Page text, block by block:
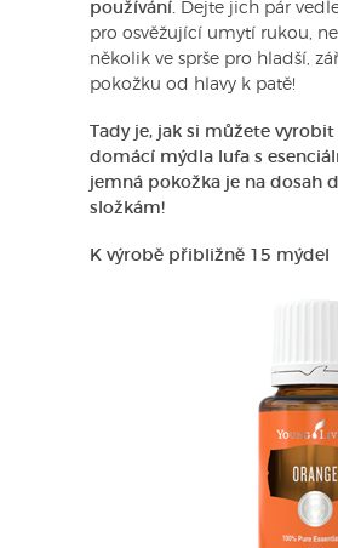
používání. Dejte jich pár
pro osvěžující umytí rukou,
několik ve sprše pro hladší,
pokožku od hlavy k patě!
Tady je, jak si můžete
domácí mýdla lufa s
jemná pokožka je na dosah
složkám!
K výrobě přibližně 15 mýdel